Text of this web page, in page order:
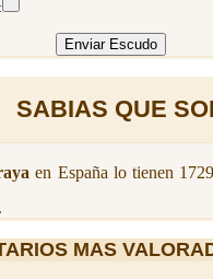
SABIAS QUE
en España lo tienen
MAS